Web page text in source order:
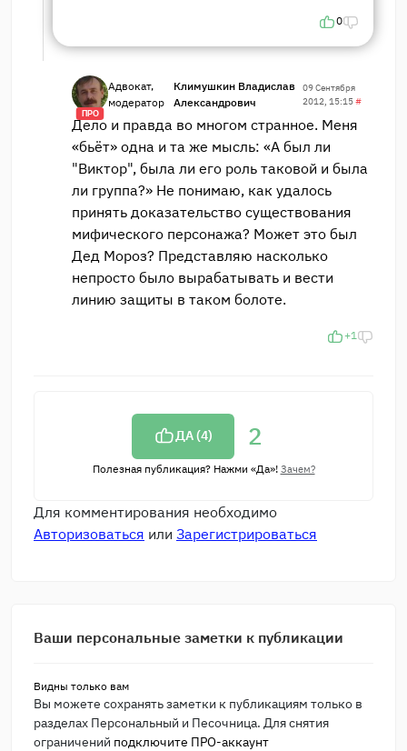
0
ПРО
Адвокат,
модератор
Климушкин Владислав
Александрович
09 Сентября
2012, 15:15#
Дело и правда во многом странное. Меня
«бьёт» одна и та же мысль: «А был ли
"Виктор", была ли его роль таковой и была
ли группа?» Не понимаю, как удалось
принять доказательство существования
мифического персонажа? Может это был
Дед Мороз? Представляю насколько
непросто было вырабатывать и вести
линию защиты в таком болоте.
+1
ДА (4) 2
Полезная публикация? Нажми «Да»! Зачем?
Для комментирования необходимо
Авторизоваться или Зарегистрироваться
Ваши персональные заметки к публикации
Видны только вам
Вы можете сохранять заметки к публикациям только в
разделах Персональный и Песочница. Для снятия
ограничений подключите ПРО-аккаунт